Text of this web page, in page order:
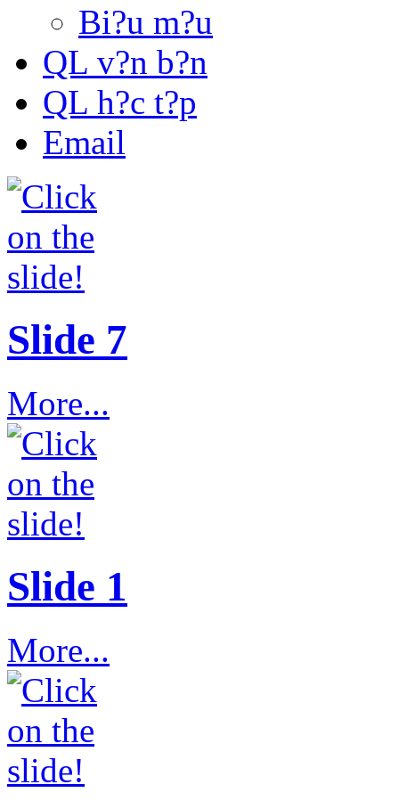
Bi?u m?u
QL v?n b?n
QL h?c t?p
Email
Slide 7
More...
Slide 1
More...